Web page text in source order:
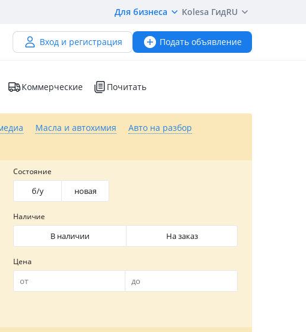
Для бизнеса Kolesa ГидRU
Вход и регистрация Подать объявление
Коммерческие Почитать
Масла и автохимия
Авто на разбор
Состояние
б/y новая
Наличие
В наличии На заказ
Цена